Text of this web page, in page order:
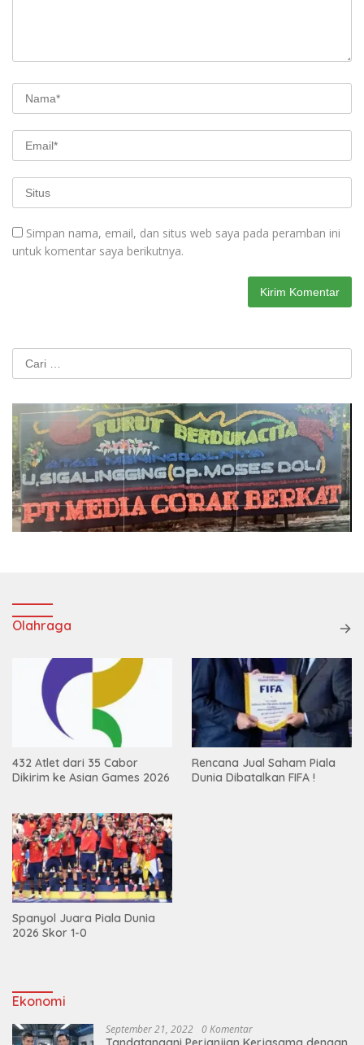
Simpan nama, email, dan situs web saya pada peramban ini
untuk komentar saya berikutnya.
Cari
untuk:
Olahraga
432 Atlet dari 35 Cabor
Dikirim ke Asian Games 2026
Rencana Jual Saham Piala
Dunia Dibatalkan FIFA !
Spanyol Juara Piala Dunia
2026 Skor 1-0
Ekonomi
September 21, 2022 0 Komentar